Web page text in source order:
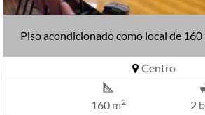
Piso acondicionado como local de
Centro
160 m2 2